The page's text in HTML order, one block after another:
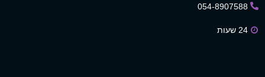
054-8907588
24 שעות